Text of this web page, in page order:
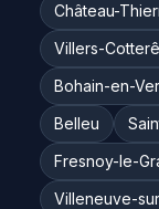
Château-
Villers-
Bohain-en-
Belleu
Fresnoy-le-
Villeneuve-